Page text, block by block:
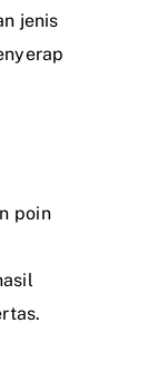
jenis
poin